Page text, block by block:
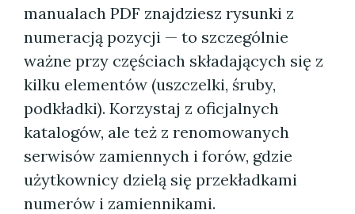
manualach PDF znajdziesz rysunki z
numeracją pozycji — to szczególnie
ważne przy częściach składających się z
kilku elementów (uszczelki, śruby,
podkładki). Korzystaj z oficjalnych
katalogów, ale też z renomowanych
serwisów zamiennych i forów, gdzie
użytkownicy dzielą się przekładkami
numerów i zamiennikami.